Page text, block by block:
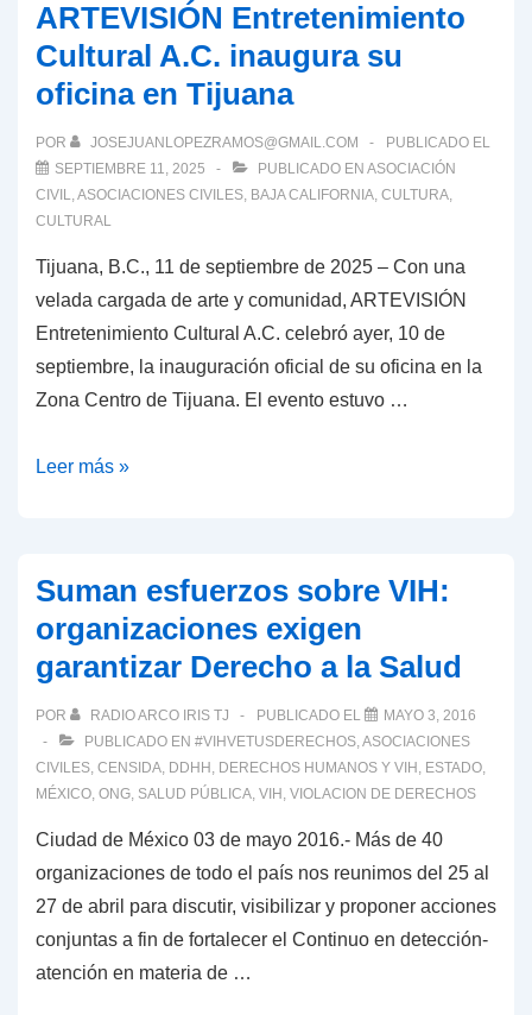
ARTEVISIÓN Entretenimiento
Cultural A.C. inaugura su
oficina en Tijuana
POR JOSEJUANLOPEZRAMOS@GMAIL.COM
PUBLICADO EL
SEPTIEMBRE 11, 2025
PUBLICADO EN ASOCIACIÓN
CIVIL,ASOCIACIONES CIVILES, BAJA CALIFORNIA, CULTURA,
CULTURAL
Tijuana, B.C., 11 de septiembre de 2025 – Con una
velada cargada de arte y comunidad, ARTEVISIÓN
Entretenimiento Cultural A.C. celebró ayer, 10 de
septiembre, la inauguración oficial de su oficina en la
Zona Centro de Tijuana. El evento estuvo …
ARTEVISIÓN
inaugura
su
oficina
Tijuana
Leer más »
Suman esfuerzos sobre VIH:
organizaciones exigen
garantizar Derecho a la Salud
POR RADIO ARCO IRIS TJ PUBLICADO EL
MAYO 3, 2016
PUBLICADO EN ‪#‎VIHVETUSDERECHOS‬,ASOCIACIONES
CIVILES, CENSIDA, DDHH , DERECHOS HUMANOS Y VIH , ESTADO,
MÉXICO, ONG, SALUD PÚBLICA, VIH , VIOLACION DE DERECHOS
Ciudad de México 03 de mayo 2016.- Más de 40
organizaciones de todo el país nos reunimos del 25 al
27 de abril para discutir, visibilizar y proponer acciones
conjuntas a fin de fortalecer el Continuo en detección-
atención en materia de …